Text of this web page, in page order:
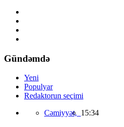
Gündəmdə
Yeni
Populyar
Redaktorun seçimi
Cəmiyyət, 15:34